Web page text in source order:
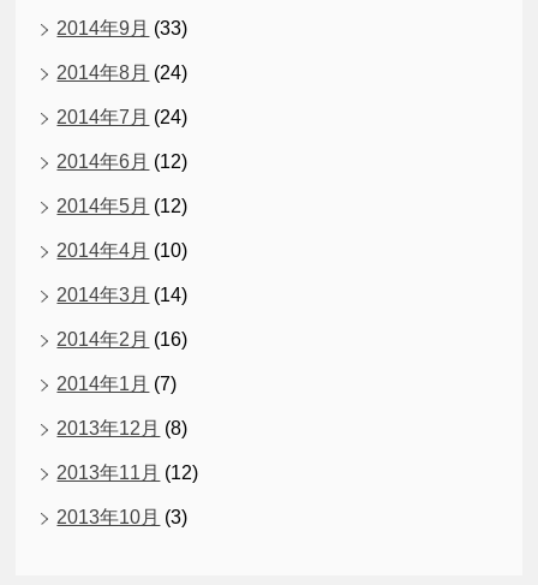
2014年9月 (33)
2014年8月 (24)
2014年7月 (24)
2014年6月 (12)
2014年5月 (12)
2014年4月 (10)
2014年3月 (14)
2014年2月 (16)
2014年1月 (7)
2013年12月 (8)
2013年11月 (12)
2013年10月 (3)